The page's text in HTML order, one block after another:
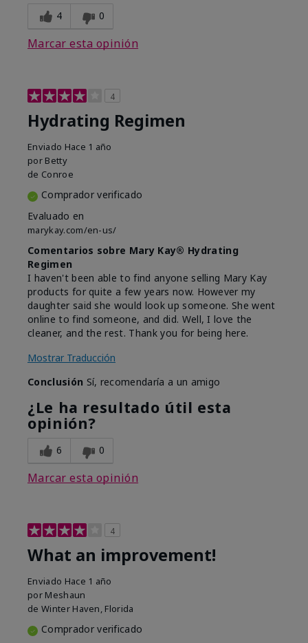
4 0
Marcar esta opinión
4
Hydrating Regimen
Enviado Hace 1 año
por Betty
de Conroe
Comprador verificado
Evaluado en
marykay.com/en-us/
Comentarios sobre Mary Kay® Hydrating
Regimen
I haven't been able to find anyone selling Mary Kay
products for quite a few years now. However my
daughter said she would look up someone. She went
online to find someone, and did. Well, I love the
cleaner, and the rest. Thank you for being here.
Mostrar Traducción
Conclusión Sí, recomendaría a un amigo
¿Le ha resultado útil esta
opinión?
6 0
Marcar esta opinión
4
What an improvement!
Enviado Hace 1 año
por Meshaun
de Winter Haven, Florida
Comprador verificado